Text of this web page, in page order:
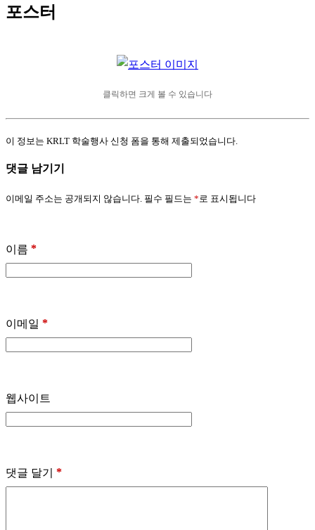
포스터
클릭하면 크게 볼 수 있습니다
이 정보는 KRLT 학술행사 신청 폼을 통해 제출되었습니다.
댓글 남기기
이메일 주소는 공개되지 않습니다. 필수 필드는 *로 표시됩니다
이름 *
이메일 *
웹사이트
댓글 달기 *